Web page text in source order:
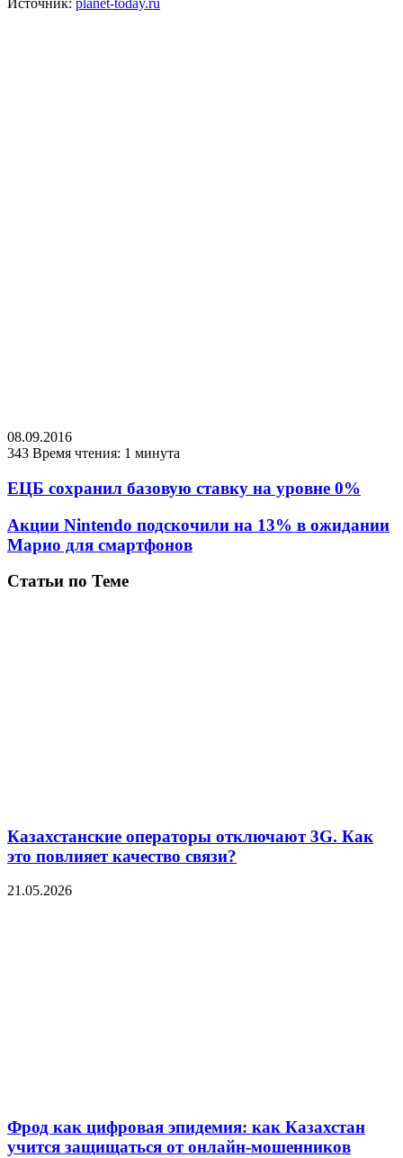
Источник: planet-today.ru
08.09.2016
343 Время чтения: 1 минута
ЕЦБ сохранил базовую ставку на уровне 0%
Акции Nintendo подскочили на 13% в ожидании
Марио для смартфонов
Статьи по Теме
Казахстанские операторы отключают 3G. Как
это повлияет качество связи?
21.05.2026
Фрод как цифровая эпидемия: как Казахстан
учится защищаться от онлайн-мошенников